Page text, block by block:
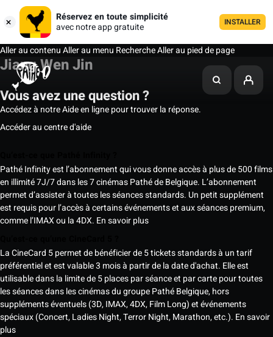
Réservez en toute simplicité
avec notre app gratuite
INSTALLER
Aller au contenuAller au menu RechercheAller au pied de page
Jiang Wen Jin
Vous avez une question ?
Accédez à notre Aide en ligne pour trouver la réponse.
Accéder au centre d'aide
Pathé Infinity est l’abonnement qui vous donne accès à plus de 500 films
en illimité 7J/7 dans les 7 cinémas Pathé de Belgique. L’abonnement
permet d’assister à toutes les séances standards. Un petit supplément
est requis pour l’accès à certains événements et aux séances premium,
comme l’IMAX ou la 4DX. En savoir plus
La CineCard 5 permet de bénéficier de 5 tickets standards à un tarif
préférentiel et est valable 3 mois à partir de la date d'achat. Elle est
utilisable dans la limite de 5 places par séance et par carte pour toutes
les séances dans les cinémas du groupe Pathé Belgique, hors
suppléments éventuels (3D, IMAX, 4DX, Film Long) et événements
spéciaux (Concert, Ladies Night, Terror Night, Marathon, etc.). En savoir
plus